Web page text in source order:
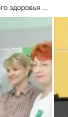
здоровья ...